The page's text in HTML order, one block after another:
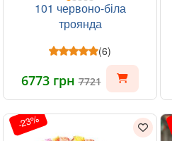
101 червоно-біла
троянда
(6)
6773 грн7721
-23%